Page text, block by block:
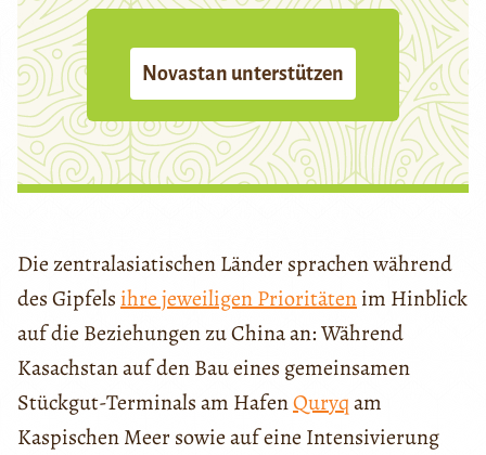
Novastan unterstützen
Die zentralasiatischen Länder sprachen während
des Gipfels ihre jeweiligen Prioritätenim Hinblick
auf die Beziehungen zu China an: Während
Kasachstan auf den Bau eines gemeinsamen
Stückgut-Terminals am HafenQuryqam
Kaspischen Meer sowie auf eine Intensivierung